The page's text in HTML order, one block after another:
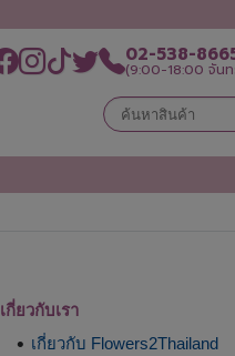
02-538-
(9:00-18:00 จันท
เกี่ยวกับเรา
เกี่ยวกับ Flowers2Thailand